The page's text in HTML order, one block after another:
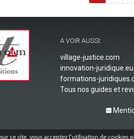
ce site, vous acceptez l’utilisation de cookies
A VOIR AUSSI:
village-justice.com
innovation-juridique.eu
formations-
Tous nos guides et